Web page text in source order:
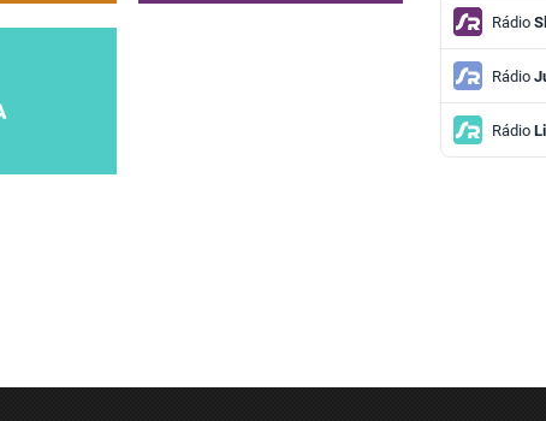
Rádio
Rádio
Rádio